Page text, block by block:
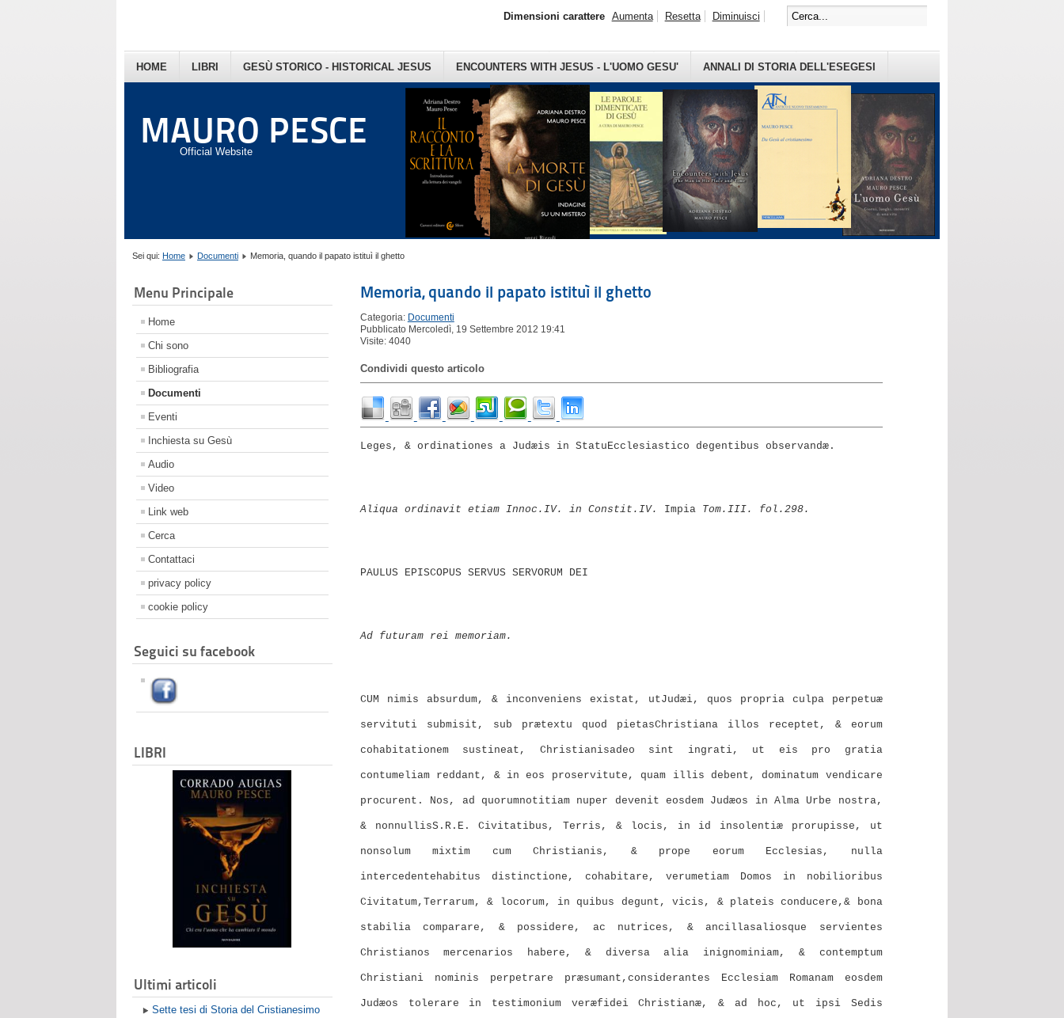
MAURO PESCE
Official Website
HOME LIBRI GESÙ STORICO - HISTORICAL JESUS ENCOUNTERS WITH JESUS - L'UOMO GESU' ANNALI DI STORIA DELL'ESEGESI
Dimensioni carattere Aumenta Resetta Diminuisci
Sei qui: Home Documenti Memoria, quando il papato istituì il ghetto
Menu Principale
Home
Chi sono
Bibliografia
Documenti
Eventi
Inchiesta su Gesù
Audio
Video
Link web
Cerca
Contattaci
privacy policy
cookie policy
Seguici su facebook
LIBRI
Ultimi articoli
Sette tesi di Storia del Cristianesimo
Memoria, quando il papato istituì il ghetto
Categoria:
Documenti
Pubblicato Mercoledì, 19 Settembre 2012 19:41
Visite: 4040
Condividi questo articolo
Leges, & ordinationes a Judæis in StatuEcclesiastico degentibus observandæ.
Aliqua ordinavit etiam Innoc.IV. in Constit.IV. Impia Tom.III. fol.298.
PAULUS EPISCOPUS SERVUS SERVORUM DEI
Ad futuram rei memoriam.
CUM nimis absurdum, & inconveniens existat, utJudæi, quos propria culpa perpetuæ
servituti submisit, sub prætextu quod pietasChristiana illos receptet, & eorum
cohabitationem sustineat, Christianisadeo sint ingrati, ut eis pro gratia
contumeliam reddant, & in eos proservitute, quam illis debent, dominatum vendicare
procurent. Nos, ad quorumnotitiam nuper devenit eosdem Judæos in Alma Urbe nostra,
& nonnullisS.R.E. Civitatibus, Terris, & locis, in id insolentiæ prorupisse, ut
nonsolum mixtim cum Christianis, & prope eorum Ecclesias, nulla
intercedentehabitus distinctione, cohabitare, verumetiam Domos in nobilioribus
Civitatum,Terrarum, & locorum, in quibus degunt, vicis, & plateis conducere,& bona
stabilia comparare, & possidere, ac nutrices, & ancillasaliosque servientes
Christianos mercenarios habere, & diversa alia inignominiam, & contemptum
Christiani nominis perpetrare præsumant,considerantes Ecclesiam Romanam eosdem
Judæos tolerare in testimonium veræfidei Christianæ, & ad hoc, ut ipsi Sedis